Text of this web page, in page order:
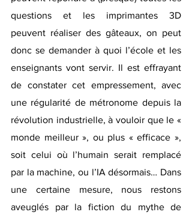
questions et les imprimantes 3D
peuvent réaliser des gâteaux, on peut
donc se demander à quoi l’école et les
enseignants vont servir. Il est effrayant
de constater cet empressement, avec
une régularité de métronome depuis la
révolution industrielle, à vouloir que le «
monde meilleur », ou plus « efficace »,
soit celui où l’humain serait remplacé
par la machine, ou l’IA désormais… Dans
une certaine mesure, nous restons
aveuglés par la fiction du mythe de